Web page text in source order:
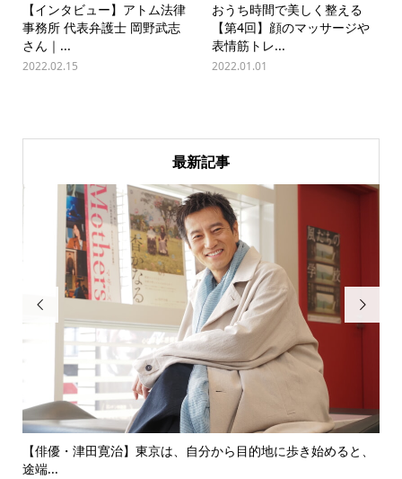
【インタビュー】アトム法律
事務所 代表弁護士 岡野武志
さん｜...
2022.02.15
おうち時間で美しく整える
【第4回】顔のマッサージや
表情筋トレ...
2022.01.01
最新記事

【俳優・津田寛治】東京は、自分から目的地に歩き始めると、
途端...
